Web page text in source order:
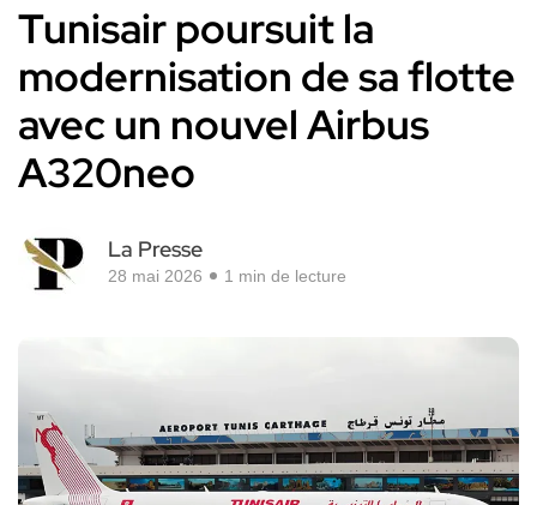
Tunisair poursuit la
modernisation de sa flotte
avec un nouvel Airbus
A320neo
La Presse
28 mai 2026 1 min de lecture